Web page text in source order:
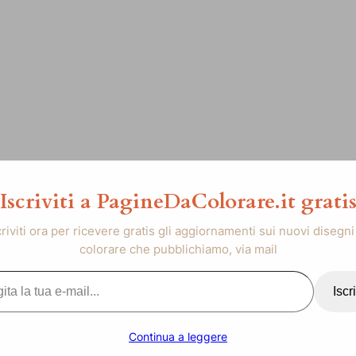
Iscriviti a PagineDaColorare.it gratis
ora per ricevere gratis gli aggiornamenti sui nuovi disegni
colorare che pubblichiamo, via mail
Continua a leggere